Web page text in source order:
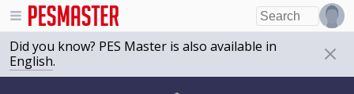
Did you know? PES Master is also available in
English.